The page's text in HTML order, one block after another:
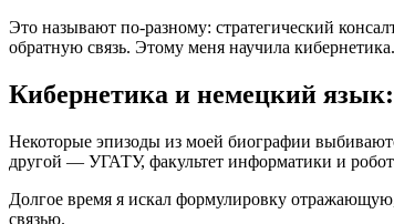
Это называют по-разному: стратегический
обратную связь. Этому меня научила кибернетика.
Кибернетика и немецкий
Некоторые эпизоды из моей биографии
другой — УГАТУ, факультет информатики и
Долгое время я искал формулировку
связью.